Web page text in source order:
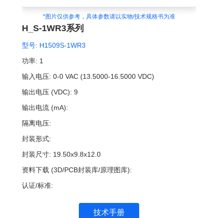
*图片仅供参考，具体参数请以实物/技术规格书为准
H_S-1WR3系列
型号: H1509S-1WR3
功率: 1
输入电压: 0-0 VAC (13.5000-16.5000 VDC)
输出电压 (VDC): 9
输出电流 (mA):
隔离电压:
封装形式:
封装尺寸: 19.50x9.8x12.0
资料下载 (3D/PCB封装库/原理图库):
认证/标准:
技术手册